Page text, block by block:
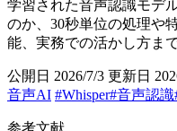
学習された音声認識モデ
のか、30秒単位の処理や
能、実務での活かし方ま
公開日 2026/7/3 更新日
音声AI #Whisper#音声認識
参考文献